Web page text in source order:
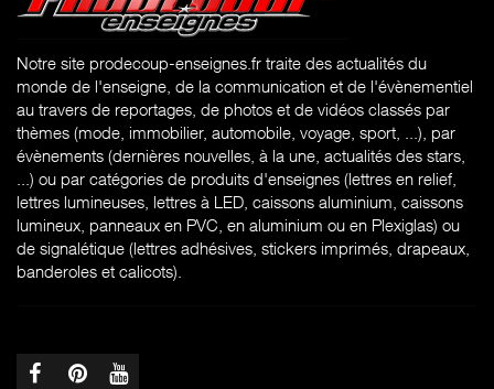
Notre site prodecoup-enseignes.fr traite des actualités du
monde de l'enseigne, de la communication et de l'évènementiel
au travers de reportages, de photos et de vidéos classés par
thèmes (mode, immobilier, automobile, voyage, sport, ...), par
évènements (dernières nouvelles, à la une, actualités des stars,
...) ou par catégories de produits d'enseignes (lettres en relief,
lettres lumineuses, lettres à LED, caissons aluminium, caissons
lumineux, panneaux en PVC, en aluminium ou en Plexiglas) ou
de signalétique (lettres adhésives, stickers imprimés, drapeaux,
banderoles et calicots).